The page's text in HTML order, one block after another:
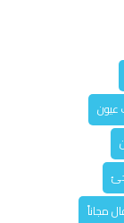
عيون
مجاناً